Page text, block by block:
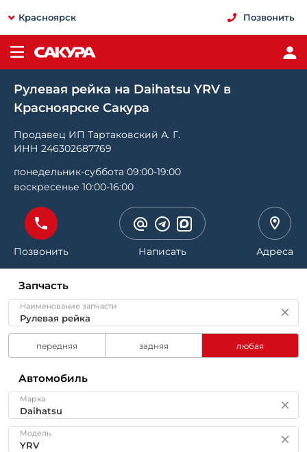
Красноярск Позвонить
Рулевая рейка на Daihatsu YRV в
Красноярске Сакура
Продавец ИП Тартаковский А. Г.
ИНН 246302687769
понедельник-суббота 09:00-19:00
воскресенье 10:00-16:00
Позвонить Написать Адреса
Запчасть
Наименование запчасти
передняя задняя любая
Автомобиль
Марка
Модель